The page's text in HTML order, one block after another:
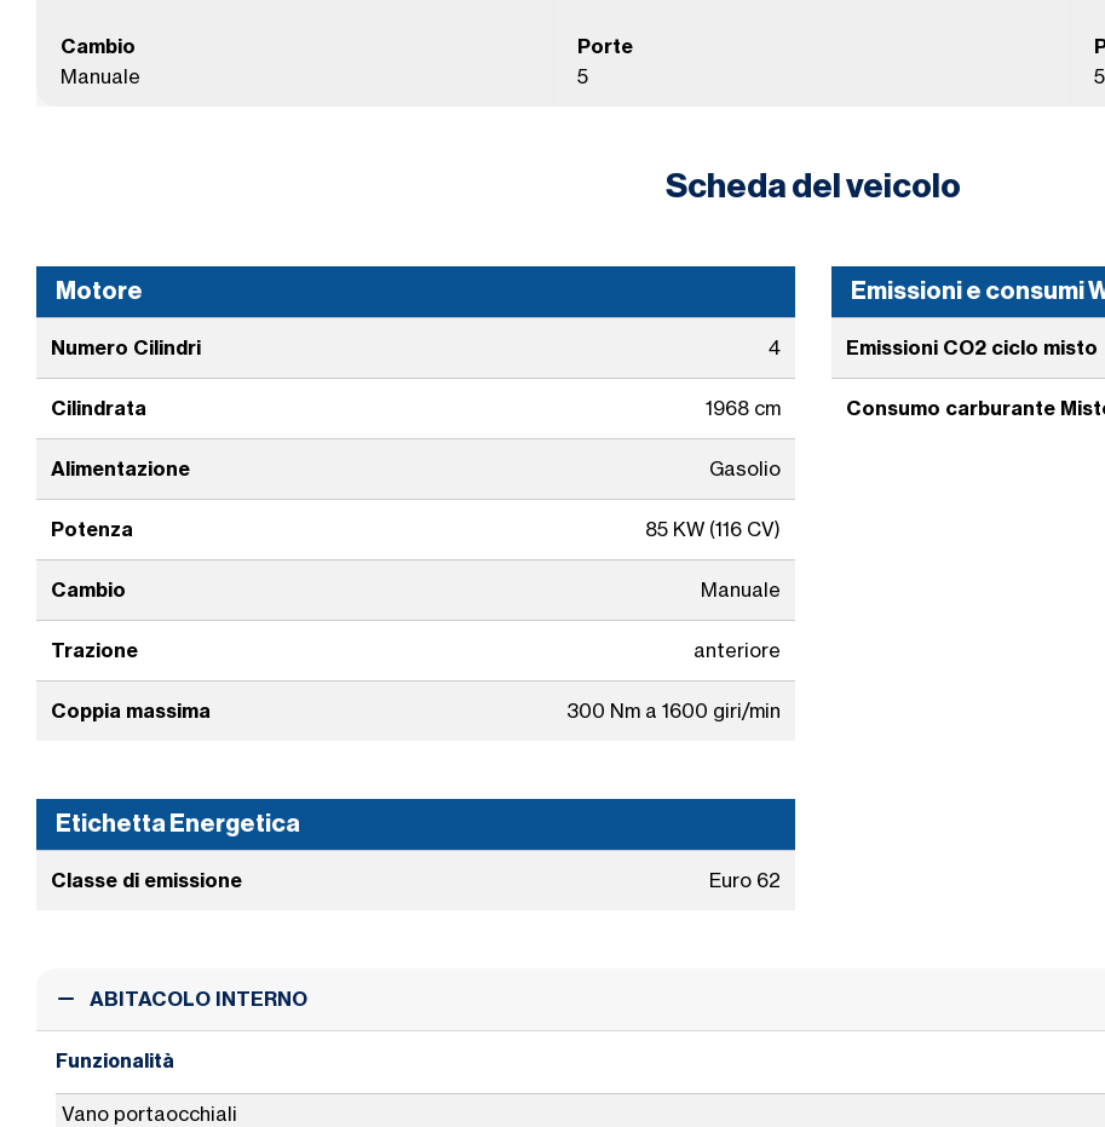
Cambio
Manuale
Porte
5
5
Scheda del veicolo
Motore
Numero Cilindri 4
Cilindrata 1968 cm
Alimentazione Gasolio
Potenza 85 KW (116 CV)
Cambio Manuale
Trazione anteriore
Coppia massima 300 Nm a 1600 giri/min
Etichetta Energetica
Classe di emissione Euro 62
Emissioni e consumi
Emissioni CO2 ciclo misto
Consumo carburante
ABITACOLO INTERNO
Funzionalità
Vano portaocchiali